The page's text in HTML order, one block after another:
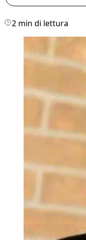
2 min di lettura